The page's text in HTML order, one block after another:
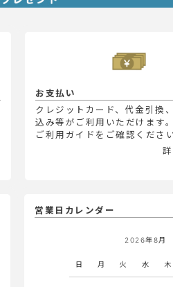
お支払い
クレジットカード、代金引換
込み等がご利用いただけます
ご利用ガイドをご確認くださ
営業日カレンダー
2026年8月
日 月 火 水 木